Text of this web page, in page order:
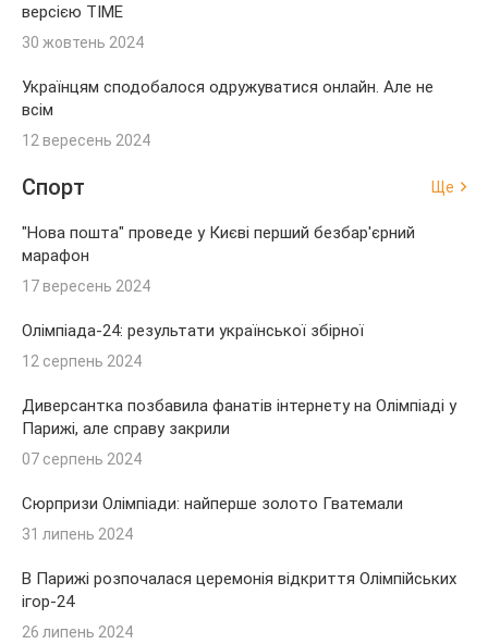
версією TIME
30 жовтень 2024
Українцям сподобалося одружуватися онлайн. Але не
всім
12 вересень 2024
Спорт Ще
"Нова пошта" проведе у Києві перший безбар'єрний
марафон
17 вересень 2024
Олімпіада-24: результати української збірної
12 серпень 2024
Диверсантка позбавила фанатів інтернету на Олімпіаді у
Парижі, але справу закрили
07 серпень 2024
Сюрпризи Олімпіади: найперше золото Гватемали
31 липень 2024
В Парижі розпочалася церемонія відкриття Олімпійських
ігор-24
26 липень 2024